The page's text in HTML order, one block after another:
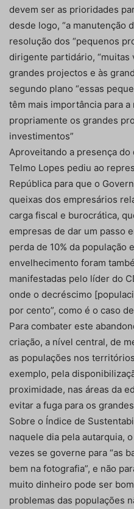
devem ser as prioridades
desde logo, “a manutenção
resolução dos “pequenos
dirigente partidário,
grandes projectos e às
segundo plano “essas
têm mais importância para
propriamente os grandes
investimentos”
Aproveitando a presença
Telmo Lopes pediu ao
República para que o
queixas dos empresários
carga fiscal e burocrática,
empresas de dar um passo
perda de 10% da população
envelhecimento foram
manifestadas pelo líder do
onde o decréscimo
por cento”, como é o caso
Para combater este
criação, a nível central, de
as populações nos
exemplo, pela
proximidade, nas áreas da
evitar a fuga para os
Sobre o Índice de
naquele dia pela autarquia,
vezes se governe para “as
bem na fotografia”, e não
muito dinheiro pode ser
problemas das populações